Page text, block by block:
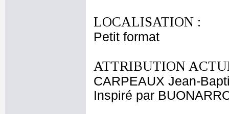
LOCALISATION :
Petit format
ATTRIBUTION
CARPEAUX Jean-
Inspiré par